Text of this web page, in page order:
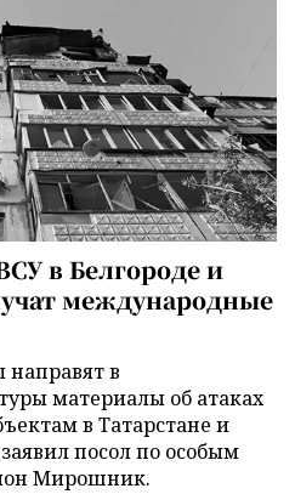
в Белгороде и
международные
в
материалы об атаках
в Татарстане и
посол по особым
Мирошник.